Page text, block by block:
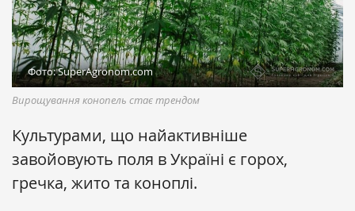
Фото: SuperAgronom.com
Вирощування конопель стає трендом
Культурами, що найактивніше
завойовують поля в Україні є горох,
гречка, жито та коноплі.